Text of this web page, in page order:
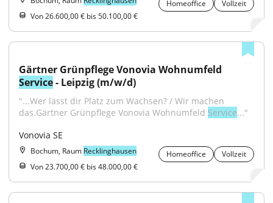
Homeoffice
Vollzeit
Von 26.600,00 € bis 50.100,00 €
Service - Leipzig (m/w/d)
"...Wer lässt dir Platz zum Wachsen? / Wir machen
das.Gärtner Grünpflege Vonovia Wohnumfeld Service..."
Vonovia SE
Bochum, Raum Recklinghausen Homeoffice
Vollzeit
Von 23.700,00 € bis 48.000,00 €